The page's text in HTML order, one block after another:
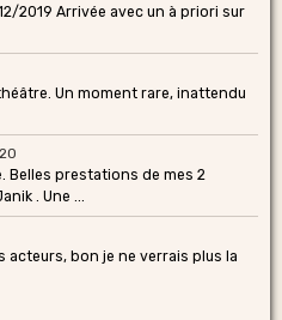
2019 Arrivée avec un à priori sur
Un moment rare, inattendu
Belles prestations de mes 2
. Une ...
acteurs, bon je ne verrais plus la